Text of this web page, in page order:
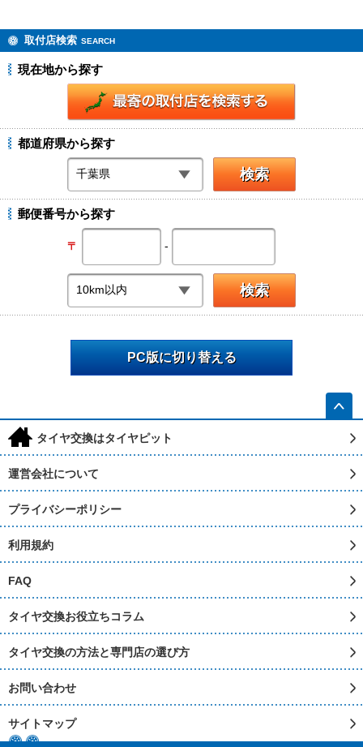
取付店検索 SEARCH
現在地から探す
都道府県から探す
郵便番号から探す
〒 -
PC版に切り替える
h タイヤ交換はタイヤピット
運営会社について
プライバシーポリシー
利用規約
FAQ
タイヤ交換お役立ちコラム
タイヤ交換の方法と専門店の選び方
お問い合わせ
サイトマップ